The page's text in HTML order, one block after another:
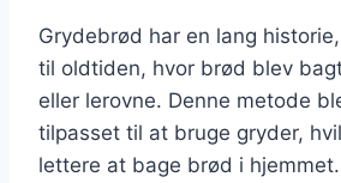
Grydebrød har en lang
til oldtiden, hvor brød blev
eller lerovne. Denne metode
tilpasset til at bruge gryder,
lettere at bage brød i